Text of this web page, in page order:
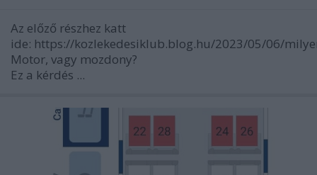
Az előző részhez katt
ide: https://kozlekedesiklub.blog.hu/2023/05/06/
Motor, vagy mozdony?
Ez a kérdés ...